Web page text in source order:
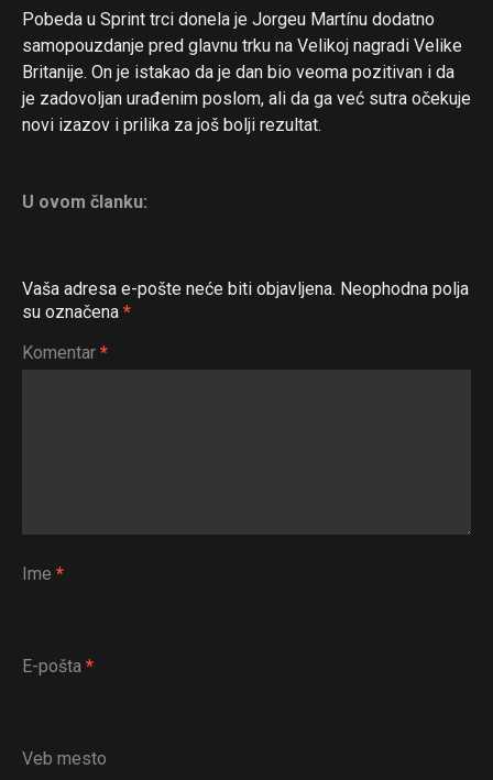
Pobeda u Sprint trci donela je Jorgeu Martínu dodatno
samopouzdanje pred glavnu trku na Velikoj nagradi Velike
Britanije. On je istakao da je dan bio veoma pozitivan i da
je zadovoljan urađenim poslom, ali da ga već sutra očekuje
novi izazov i prilika za još bolji rezultat.
U ovom članku:
Vaša adresa e-pošte neće biti objavljena. Neophodna polja
su označena *
Komentar *
Ime *
E-pošta *
Veb mesto